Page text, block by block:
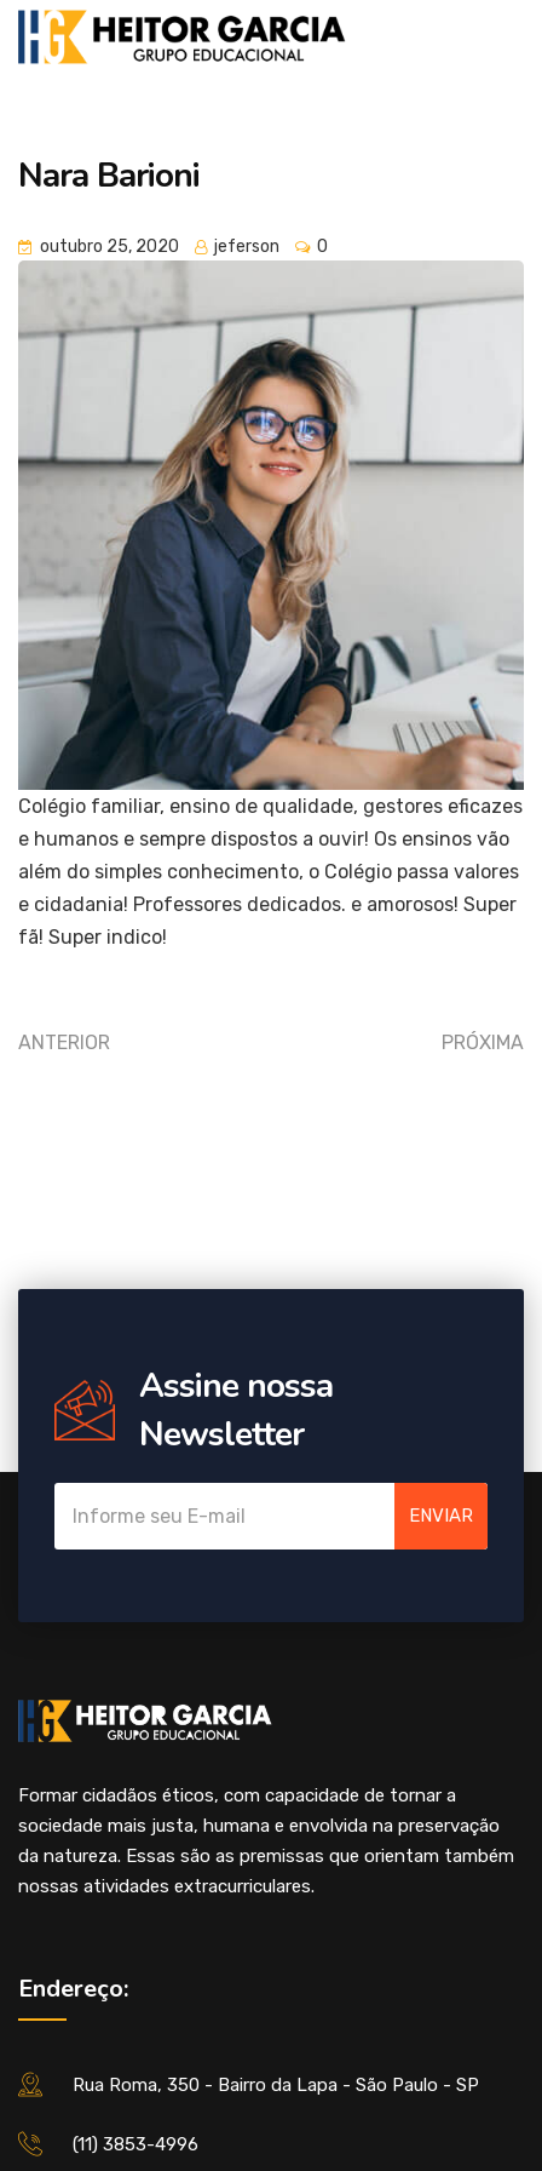
Nara Barioni
outubro 25, 2020 jeferson 0
Colégio familiar, ensino de qualidade, gestores eficazes
e humanos e sempre dispostos a ouvir! Os ensinos vão
além do simples conhecimento, o Colégio passa valores
e cidadania! Professores dedicados. e amorosos! Super
fã! Super indico!
ANTERIOR PRÓXIMA
Assine nossa
Newsletter
ENVIAR
Formar cidadãos éticos, com capacidade de tornar a
sociedade mais justa, humana e envolvida na preservação
da natureza. Essas são as premissas que orientam também
nossas atividades extracurriculares.
Endereço:
Rua Roma, 350 - Bairro da Lapa - São Paulo - SP
(11) 3853-4996